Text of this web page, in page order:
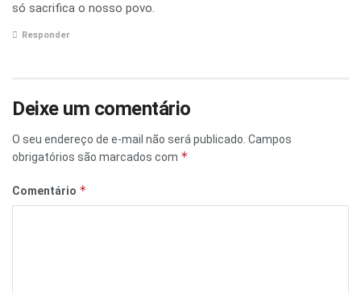
só sacrifica o nosso povo.
Responder
Deixe um comentário
O seu endereço de e-mail não será publicado. Campos
obrigatórios são marcados com *
Comentário *